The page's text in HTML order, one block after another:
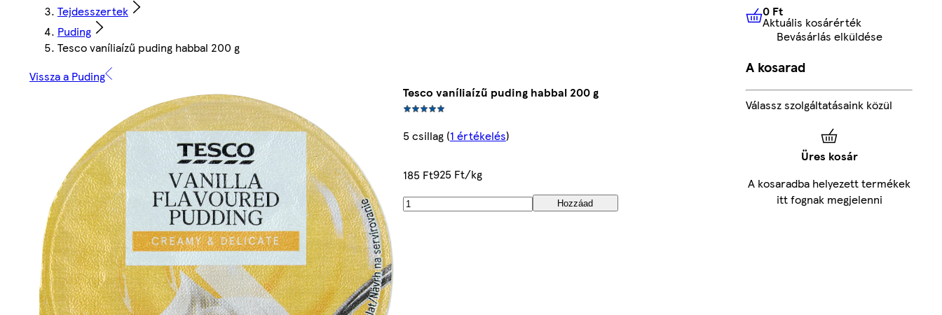
Tejdesszertek
Puding
Tesco vaníliaízű puding habbal 200 g
Vissza a Puding
Tesco vaníliaízű puding habbal 200 g
5 csillag(1 értékelés)
185 Ft925 Ft/kg
Hozzáad
0 FtAktuális kosárérték
0 Ft
Aktuális kosárérték
Bevásárlás elküldése
A kosarad
Válassz szolgáltatásaink közül
Üres kosár
A kosaradba helyezett termékek
itt fognak megjelenni